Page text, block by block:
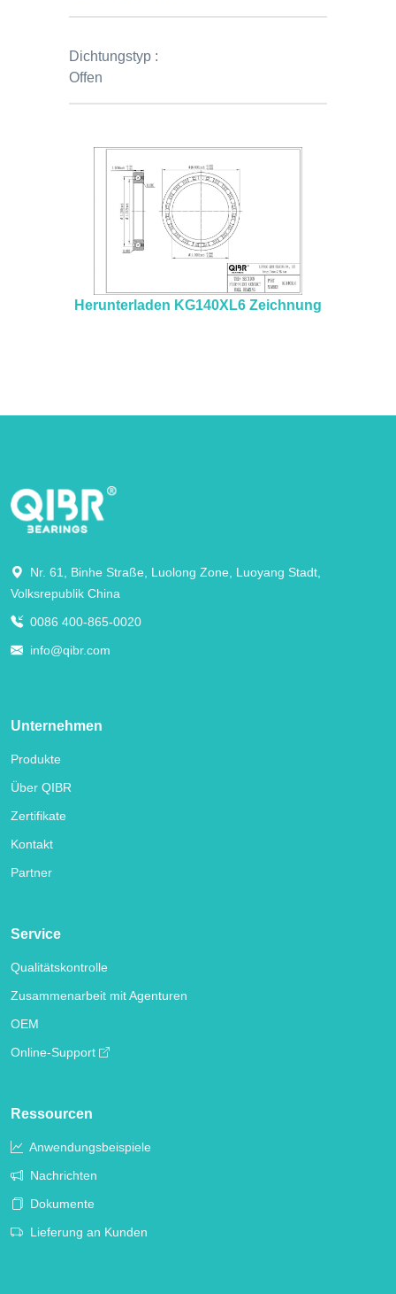
Dichtungstyp :
Offen
Herunterladen KG140XL6 Zeichnung
Nr. 61, Binhe Straße, Luolong Zone, Luoyang Stadt,
Volksrepublik China
0086 400-865-0020
info@qibr.com
Unternehmen
Produkte
Über QIBR
Zertifikate
Kontakt
Partner
Service
Qualitätskontrolle
Zusammenarbeit mit Agenturen
OEM
Online-Support
Ressourcen
Anwendungsbeispiele
Nachrichten
Dokumente
Lieferung an Kunden